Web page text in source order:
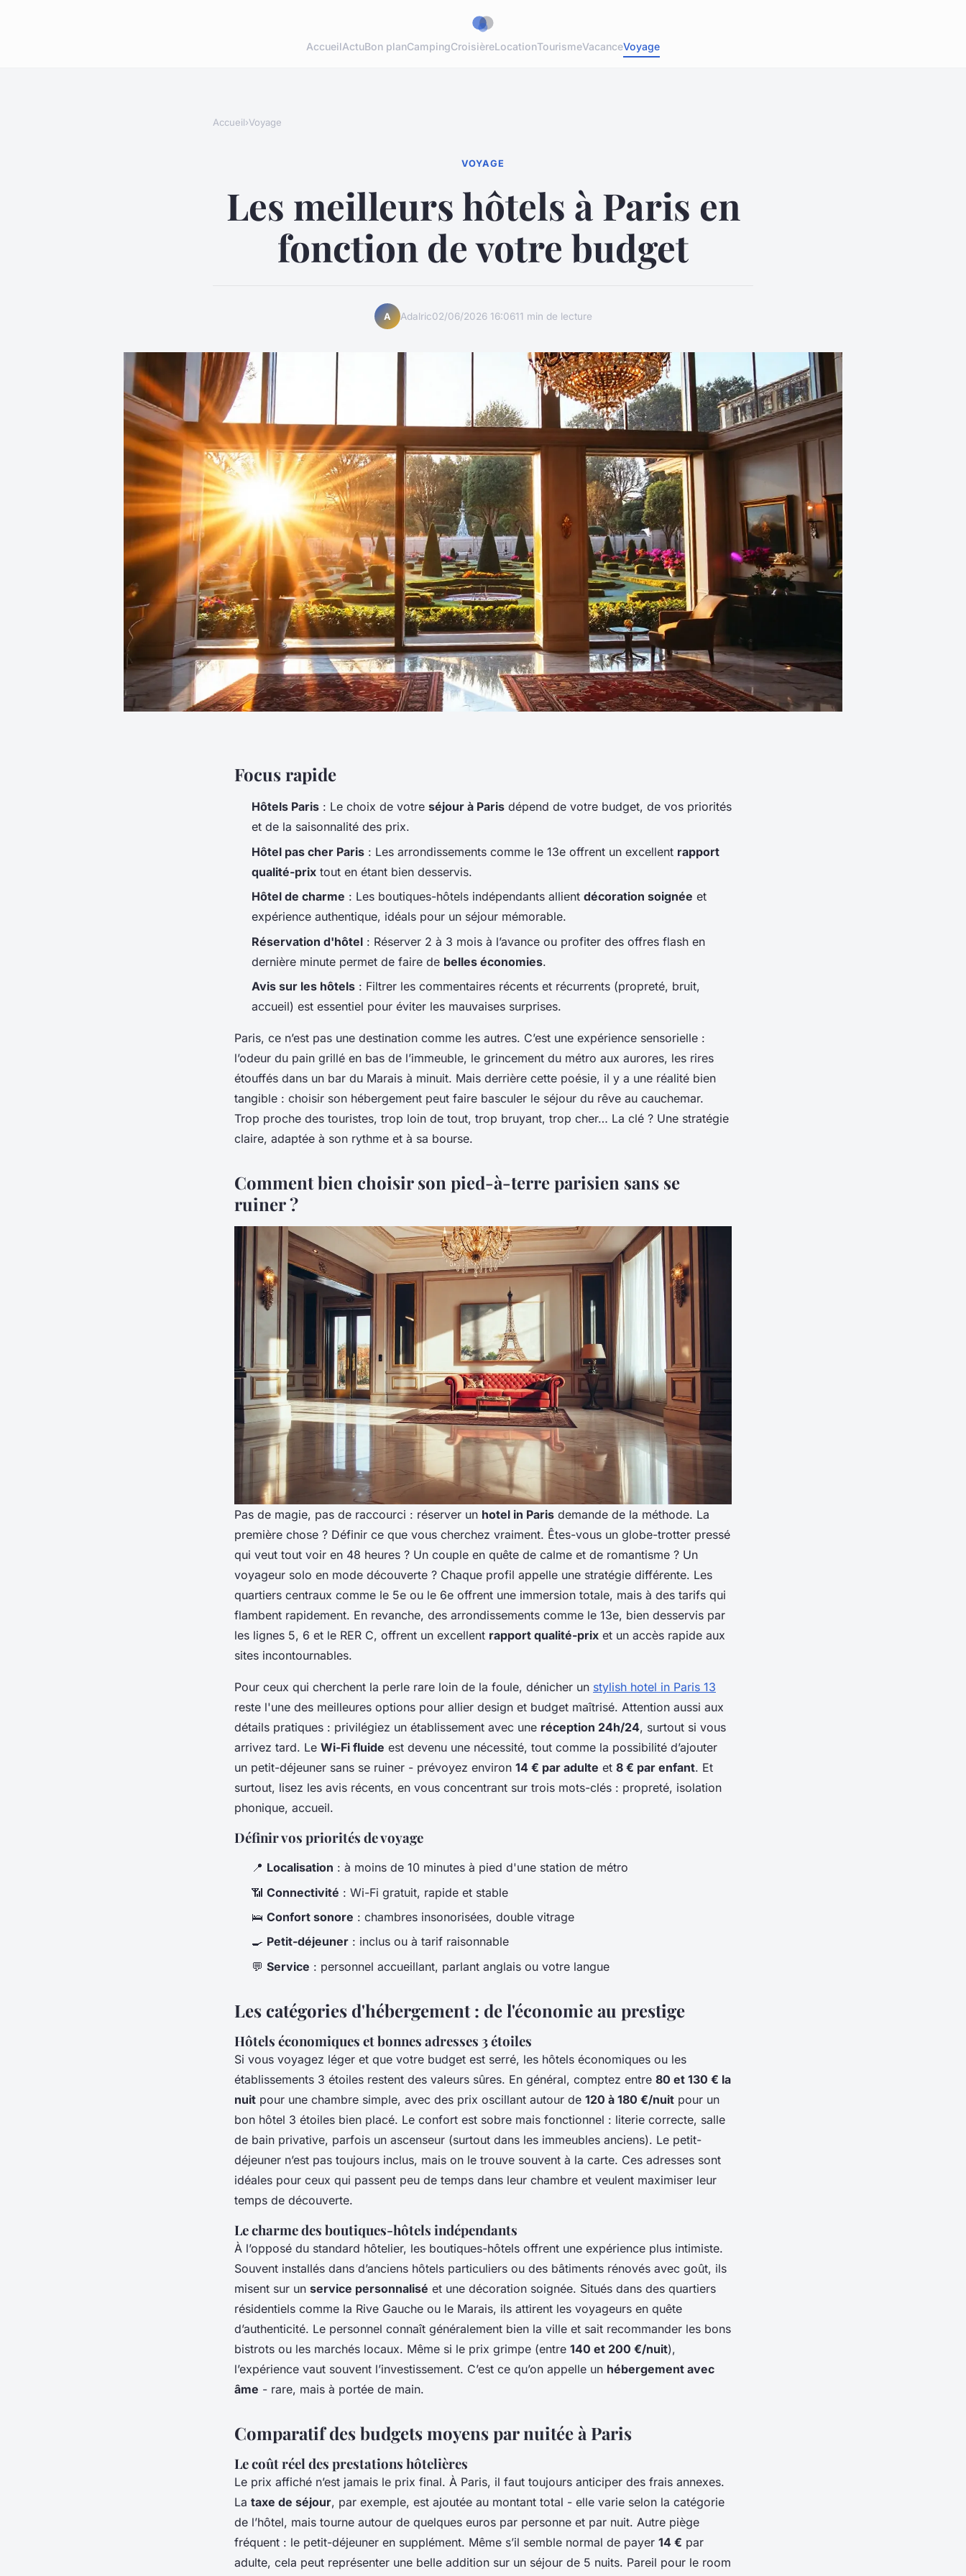
AccueilActuBon planCampingCroisièreLocationTourismeVacanceVoyage
Accueil›Voyage
VOYAGE
Les meilleurs hôtels à Paris en
fonction de votre budget
A Adalric02/06/2026 16:0611 min de lecture
Focus rapide
Hôtels Paris : Le choix de votre séjour à Paris dépend de votre budget, de vos priorités
et de la saisonnalité des prix.
Hôtel pas cher Paris : Les arrondissements comme le 13e offrent un excellent rapport
qualité-prix tout en étant bien desservis.
Hôtel de charme : Les boutiques-hôtels indépendants allient décoration soignée et
expérience authentique, idéals pour un séjour mémorable.
Réservation d'hôtel : Réserver 2 à 3 mois à l’avance ou profiter des offres flash en
dernière minute permet de faire de belles économies.
Avis sur les hôtels : Filtrer les commentaires récents et récurrents (propreté, bruit,
accueil) est essentiel pour éviter les mauvaises surprises.
Paris, ce n’est pas une destination comme les autres. C’est une expérience sensorielle :
l’odeur du pain grillé en bas de l’immeuble, le grincement du métro aux aurores, les rires
étouffés dans un bar du Marais à minuit. Mais derrière cette poésie, il y a une réalité bien
tangible : choisir son hébergement peut faire basculer le séjour du rêve au cauchemar.
Trop proche des touristes, trop loin de tout, trop bruyant, trop cher… La clé ? Une stratégie
claire, adaptée à son rythme et à sa bourse.
Comment bien choisir son pied-à-terre parisien sans se
ruiner ?
Pas de magie, pas de raccourci : réserver un hotel in Paris demande de la méthode. La
première chose ? Définir ce que vous cherchez vraiment. Êtes-vous un globe-trotter pressé
qui veut tout voir en 48 heures ? Un couple en quête de calme et de romantisme ? Un
voyageur solo en mode découverte ? Chaque profil appelle une stratégie différente. Les
quartiers centraux comme le 5e ou le 6e offrent une immersion totale, mais à des tarifs qui
flambent rapidement. En revanche, des arrondissements comme le 13e, bien desservis par
les lignes 5, 6 et le RER C, offrent un excellent rapport qualité-prix et un accès rapide aux
sites incontournables.
Pour ceux qui cherchent la perle rare loin de la foule, dénicher un stylish hotel in Paris 13
reste l'une des meilleures options pour allier design et budget maîtrisé. Attention aussi aux
détails pratiques : privilégiez un établissement avec une réception 24h/24, surtout si vous
arrivez tard. Le Wi-Fi fluide est devenu une nécessité, tout comme la possibilité d’ajouter
un petit-déjeuner sans se ruiner - prévoyez environ 14 € par adulte et 8 € par enfant. Et
surtout, lisez les avis récents, en vous concentrant sur trois mots-clés : propreté, isolation
phonique, accueil.
Définir vos priorités de voyage
📍 Localisation : à moins de 10 minutes à pied d'une station de métro
📶 Connectivité : Wi-Fi gratuit, rapide et stable
🛌 Confort sonore : chambres insonorisées, double vitrage
🍳 Petit-déjeuner : inclus ou à tarif raisonnable
💬 Service : personnel accueillant, parlant anglais ou votre langue
Les catégories d'hébergement : de l'économie au prestige
Hôtels économiques et bonnes adresses 3 étoiles
Si vous voyagez léger et que votre budget est serré, les hôtels économiques ou les
établissements 3 étoiles restent des valeurs sûres. En général, comptez entre 80 et 130 € la
nuit pour une chambre simple, avec des prix oscillant autour de 120 à 180 €/nuit pour un
bon hôtel 3 étoiles bien placé. Le confort est sobre mais fonctionnel : literie correcte, salle
de bain privative, parfois un ascenseur (surtout dans les immeubles anciens). Le petit-
déjeuner n’est pas toujours inclus, mais on le trouve souvent à la carte. Ces adresses sont
idéales pour ceux qui passent peu de temps dans leur chambre et veulent maximiser leur
temps de découverte.
Le charme des boutiques-hôtels indépendants
À l’opposé du standard hôtelier, les boutiques-hôtels offrent une expérience plus intimiste.
Souvent installés dans d’anciens hôtels particuliers ou des bâtiments rénovés avec goût, ils
misent sur un service personnalisé et une décoration soignée. Situés dans des quartiers
résidentiels comme la Rive Gauche ou le Marais, ils attirent les voyageurs en quête
d’authenticité. Le personnel connaît généralement bien la ville et sait recommander les bons
bistrots ou les marchés locaux. Même si le prix grimpe (entre 140 et 200 €/nuit),
l’expérience vaut souvent l’investissement. C’est ce qu’on appelle un hébergement avec
âme - rare, mais à portée de main.
Comparatif des budgets moyens par nuitée à Paris
Le coût réel des prestations hôtelières
Le prix affiché n’est jamais le prix final. À Paris, il faut toujours anticiper des frais annexes.
La taxe de séjour, par exemple, est ajoutée au montant total - elle varie selon la catégorie
de l’hôtel, mais tourne autour de quelques euros par personne et par nuit. Autre piège
fréquent : le petit-déjeuner en supplément. Même s’il semble normal de payer 14 € par
adulte, cela peut représenter une belle addition sur un séjour de 5 nuits. Pareil pour le room